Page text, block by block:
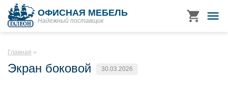
ОФИСНАЯ МЕБЕЛЬ
Надежный поставщик
Главная
Экран боковой 30.03.2026